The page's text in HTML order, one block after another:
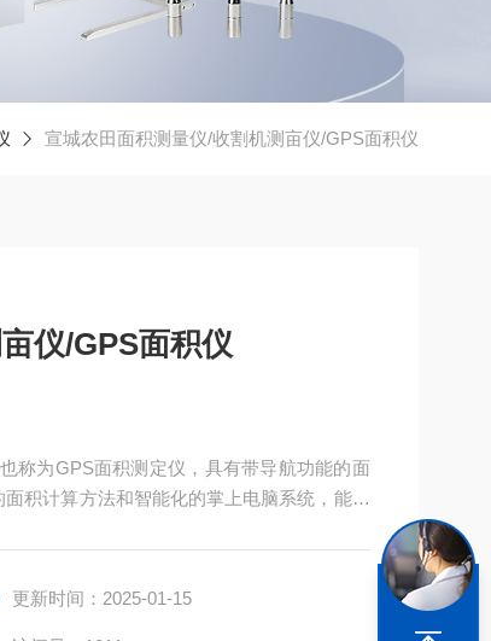
宣城农田面积测量仪/收割机测亩仪/GPS面积仪
仪/GPS面积仪
称为GPS面积测定仪，具有带导航功能的面
积计算方法和智能化的掌上电脑系统，能实
更新时间：2025-01-15